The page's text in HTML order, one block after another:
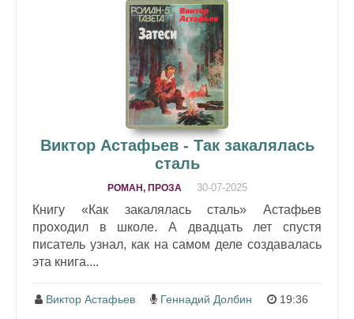
Виктор Астафьев - Так закалялась
сталь
РОМАН, ПРОЗА 30-07-2025
Книгу «Как закалялась сталь» Астафьев
проходил в школе. А двадцать лет спустя
писатель узнал, как на самом деле создавалась
эта книга....
Виктор Астафьев Геннадий Долбин 19:36